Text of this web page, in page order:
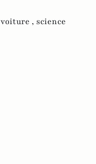
voiture , science